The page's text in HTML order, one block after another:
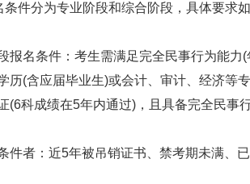
分为专业阶段和综合阶段，具体要求
名条件：考生需满足完全民事行为能力(
历(含应届毕业生)或会计、审计、经济等
(6科成绩在5年内通过)，且具备完全民事
者：近5年被吊销证书、禁考期未满、已